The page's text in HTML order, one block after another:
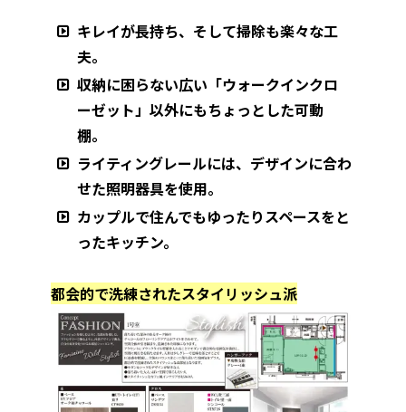
キレイが長持ち、そして掃除も楽々な工
夫。
収納に困らない広い「ウォークインクロ
ーゼット」以外にもちょっとした可動
棚。
ライティングレールには、デザインに合わ
せた照明器具を使用。
カップルで住んでもゆったりスペースをと
ったキッチン。
都会的で洗練されたスタイリッシュ派